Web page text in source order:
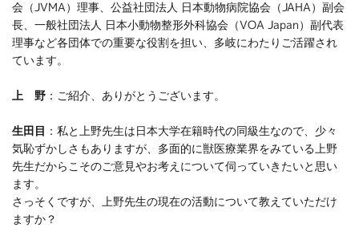
会（JVMA）理事、公益社団法人 日本動物病院協会（JAHA）副会
長、一般社団法人 日本小動物整形外科協会（VOA Japan）副代表
理事など各団体での重要な役割を担い、多岐にわたりご活躍され
ています。
上 野 ：ご紹介、ありがとうございます。
生田目 ：私と上野先生は日本大学在籍時代の同級生なので、少々
気恥ずかしさもありますが、多面的に獣医療業界をみている上野
先生だからこそのご意見やお考えについて伺っていきたいと思い
ます。
さっそくですが、上野先生の現在の活動について教えていただけ
ますか？